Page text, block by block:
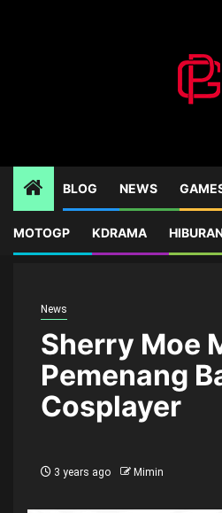
BLOG NEWS
MOTOGP KDRAMA
Home News Sherry Moe Menjadi
News
Sherry Moe
Pemenang
Cosplayer
3 years ago Mimin